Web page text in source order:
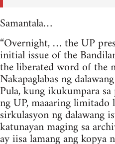
Samantala…
“Overnight, … the UP
initial issue of the
the liberated word of the
Nakapaglabas ng
Pula, kung ikukumpara
ng UP, maaaring limitado
sirkulasyon ng dalawang
katunayan maging sa
ay iisa lamang ang kopya